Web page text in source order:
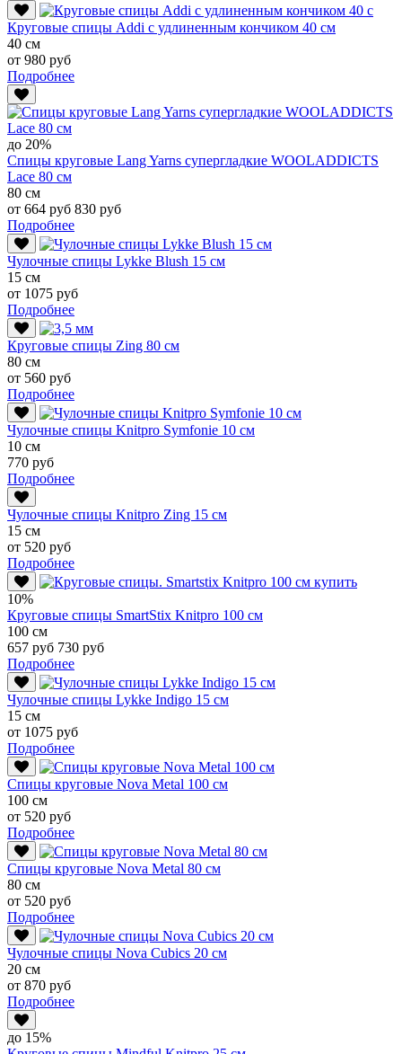
Круговые спицы Addi с удлиненным кончиком 40 см
40 см
от 980 руб
Подробнее
до 20%
Спицы круговые Lang Yarns супергладкие WOOLADDICTS
Lace 80 см
80 см
от 664 руб 830 руб
Подробнее
Чулочные спицы Lykke Blush 15 см
15 см
от 1075 руб
Подробнее
Круговые спицы Zing 80 см
80 см
от 560 руб
Подробнее
Чулочные спицы Knitpro Symfonie 10 см
10 см
770 руб
Подробнее
Чулочные спицы Knitpro Zing 15 см
15 см
от 520 руб
Подробнее
10%
Круговые спицы SmartStix Knitpro 100 см
100 см
657 руб 730 руб
Подробнее
Чулочные спицы Lykke Indigo 15 см
15 см
от 1075 руб
Подробнее
Спицы круговые Nova Metal 100 см
100 см
от 520 руб
Подробнее
Спицы круговые Nova Metal 80 см
80 см
от 520 руб
Подробнее
Чулочные спицы Nova Cubics 20 см
20 см
от 870 руб
Подробнее
до 15%